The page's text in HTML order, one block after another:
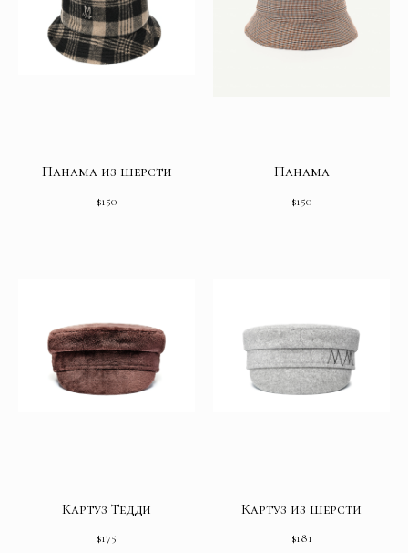
Панама из шерсти
$150
Панама
$150
Картуз Тедди
$175
Картуз из шерсти
$181